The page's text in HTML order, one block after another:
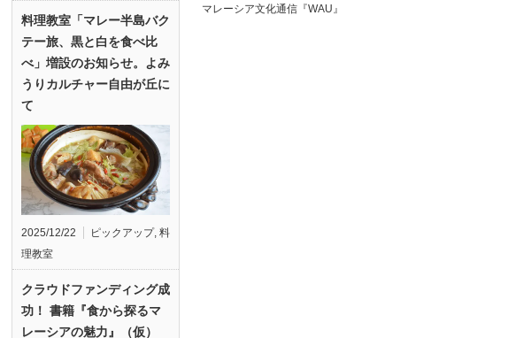
料理教室「マレー半島バク
テー旅、黒と白を食べ比
べ」増設のお知らせ。よみ
うりカルチャー自由が丘に
て
2025/12/22 ピックアップ, 料
理教室
クラウドファンディング成
功！ 書籍『食から探るマ
レーシアの魅力』（仮）
マレーシア文化通信『WAU』